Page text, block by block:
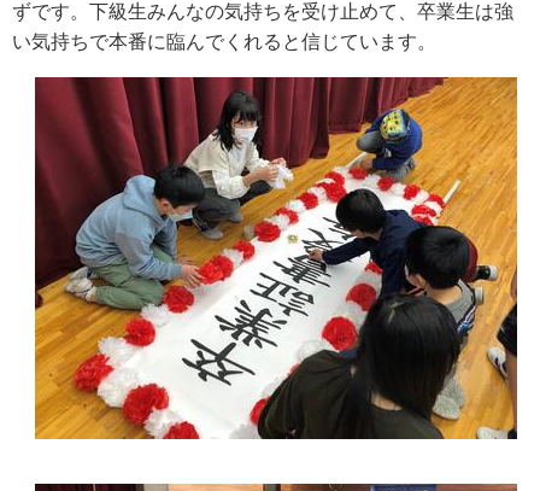
ずです。下級生みんなの気持ちを受け止めて、卒業生は強
い気持ちで本番に臨んでくれると信じています。